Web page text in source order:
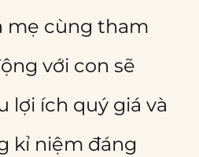
mẹ cùng tham
với con sẽ
lợi ích quý giá và
kỉ niệm đáng